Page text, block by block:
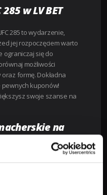
w LV BET
285 to wydarzenie,
jej rozpoczęciem warto
ograniczaj się do
możliwości
formę. Dokładna
kuponów!
swoje szanse na
na
serwisie internetowym oraz